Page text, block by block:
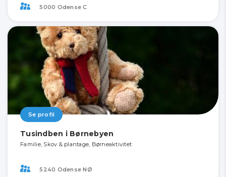
5000 Odense C
Se profil
Tusindben i Børnebyen
Familie, Skov & plantage, Børneaktivitet
5240 Odense NØ